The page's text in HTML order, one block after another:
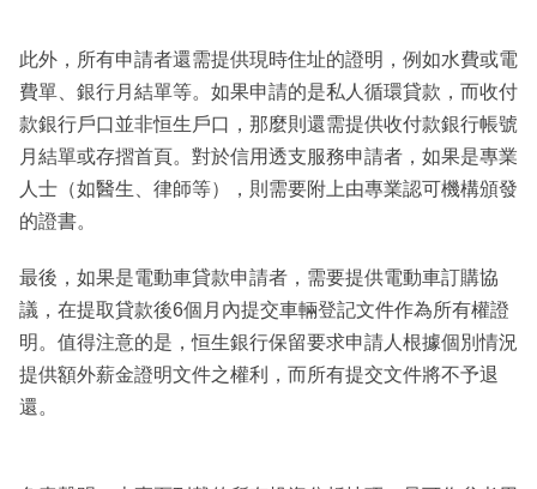
此外，所有申請者還需提供現時住址的證明，例如水費或電
費單、銀行月結單等。如果申請的是私人循環貸款，而收付
款銀行戶口並非恒生戶口，那麼則還需提供收付款銀行帳號
月結單或存摺首頁。對於信用透支服務申請者，如果是專業
人士（如醫生、律師等），則需要附上由專業認可機構頒發
的證書。
最後，如果是電動車貸款申請者，需要提供電動車訂購協
議，在提取貸款後6個月內提交車輛登記文件作為所有權證
明。值得注意的是，恒生銀行保留要求申請人根據個別情況
提供額外薪金證明文件之權利，而所有提交文件將不予退
還。